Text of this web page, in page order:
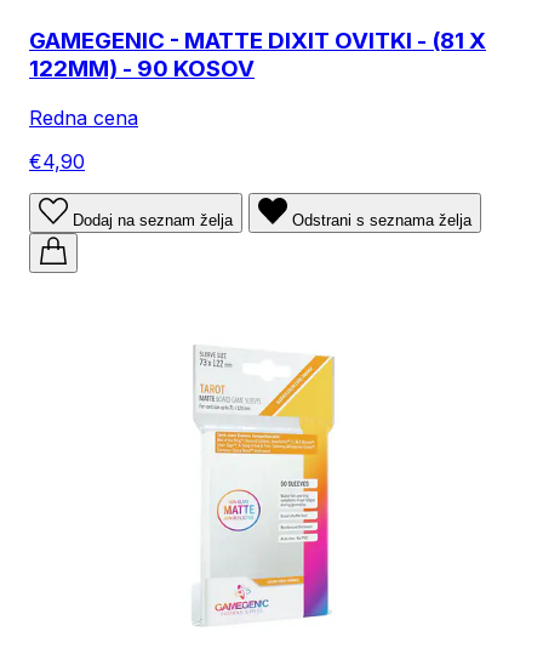
GAMEGENIC - MATTE DIXIT OVITKI - (81 X
122MM) - 90 KOSOV
Redna cena
€4,90
Dodaj na seznam želja Odstrani s seznama želja